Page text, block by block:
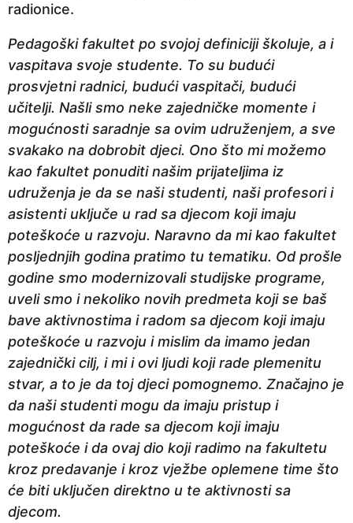
radionice.
Pedagoški fakultet po svojoj definiciji školuje, a i
vaspitava svoje studente. To su budući
prosvjetni radnici, budući vaspitači, budući
učitelji. Našli smo neke zajedničke momente i
mogućnosti saradnje sa ovim udruženjem, a sve
svakako na dobrobit djeci. Ono što mi možemo
kao fakultet ponuditi našim prijateljima iz
udruženja je da se naši studenti, naši profesori i
asistenti uključe u rad sa djecom koji imaju
poteškoće u razvoju. Naravno da mi kao fakultet
posljednjih godina pratimo tu tematiku. Od prošle
godine smo modernizovali studijske programe,
uveli smo i nekoliko novih predmeta koji se baš
bave aktivnostima i radom sa djecom koji imaju
poteškoće u razvoju i mislim da imamo jedan
zajednički cilj, i mi i ovi ljudi koji rade plemenitu
stvar, a to je da toj djeci pomognemo. Značajno je
da naši studenti mogu da imaju pristup i
mogućnost da rade sa djecom koji imaju
poteškoće i da ovaj dio koji radimo na fakultetu
kroz predavanje i kroz vježbe oplemene time što
će biti uključen direktno u te aktivnosti sa
djecom.